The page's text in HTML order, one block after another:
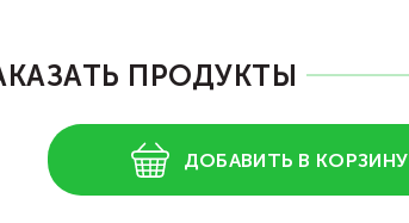
ПРОДУКТЫ
ДОБАВИТЬ В КОРЗИНУ